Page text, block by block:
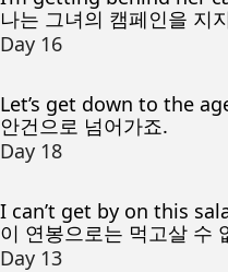
나는 그녀의 캠페인을 지
Day 16
Let’s get down to the
안건으로 넘어가죠.
Day 18
I can’t get by on this
이 연봉으로는 먹고살 수
Day 13